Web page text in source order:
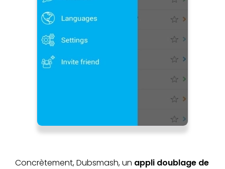
Concrètement, Dubsmash, un appli doublage de